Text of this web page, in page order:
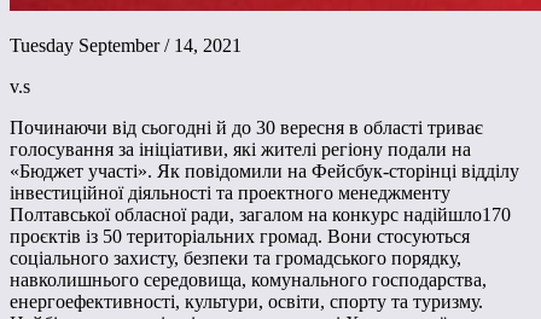
Tuesday September / 14, 2021
v.s
Починаючи від сьогодні й до 30 вересня в області триває
голосування за ініціативи, які жителі регіону подали на
«Бюджет участі». Як повідомили на Фейсбук-сторінці відділу
інвестиційної діяльності та проектного менеджменту
Полтавської обласної ради, загалом на конкурс надійшло170
проєктів із 50 територіальних громад. Вони стосуються
соціального захисту, безпеки та громадського порядку,
навколишнього середовища, комунального господарства,
енергоефективності, культури, освіти, спорту та туризму.